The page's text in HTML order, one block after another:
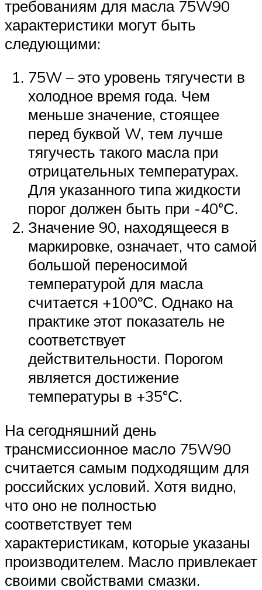
требованиям для масла 75W90
характеристики могут быть
следующими:
75W – это уровень тягучести в
холодное время года. Чем
меньше значение, стоящее
перед буквой W, тем лучше
тягучесть такого масла при
отрицательных температурах.
Для указанного типа жидкости
порог должен быть при -40°С.
Значение 90, находящееся в
маркировке, означает, что самой
большой переносимой
температурой для масла
считается +100ºС. Однако на
практике этот показатель не
соответствует
действительности. Порогом
является достижение
температуры в +35°С.
На сегодняшний день
трансмиссионное масло 75W90
считается самым подходящим для
российских условий. Хотя видно,
что оно не полностью
соответствует тем
характеристикам, которые указаны
производителем. Масло привлекает
своими свойствами смазки.